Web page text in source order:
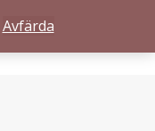
Avfärda